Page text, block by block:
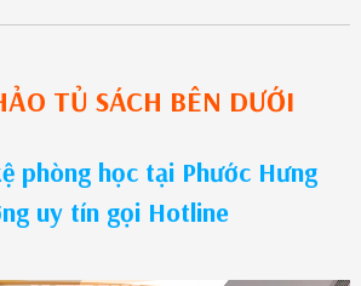
TỦ SÁCH BÊN DƯỚI
phòng học tại Phước Hưng
uy tín gọi Hotline